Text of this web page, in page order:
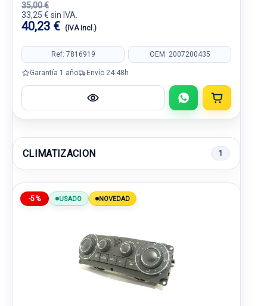
35,00 €
33,25 € sin IVA.
40,23 € (IVA incl.)
Ref: 7816919 OEM: 2007200435
Garantía 1 año Envío 24-48h
CLIMATIZACION 1
-5% USADO NOVEDAD